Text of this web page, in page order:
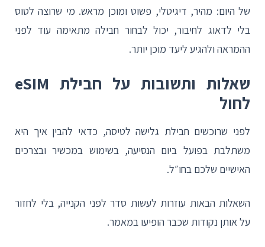
של היום: מהיר, דיגיטלי, פשוט ומוכן מראש. מי שרוצה לטוס
בלי לדאוג לחיבור, יכול לבחור חבילה מתאימה עוד לפני
ההמראה ולהגיע ליעד מוכן יותר.
שאלות ותשובות על חבילת eSIM
לחול
לפני שרוכשים חבילת גלישה לטיסה, כדאי להבין איך היא
משתלבת בפועל ביום הנסיעה, בשימוש במכשיר ובצרכים
האישיים שלכם בחו״ל.
השאלות הבאות עוזרות לעשות סדר לפני הקנייה, בלי לחזור
על אותן נקודות שכבר הופיעו במאמר.